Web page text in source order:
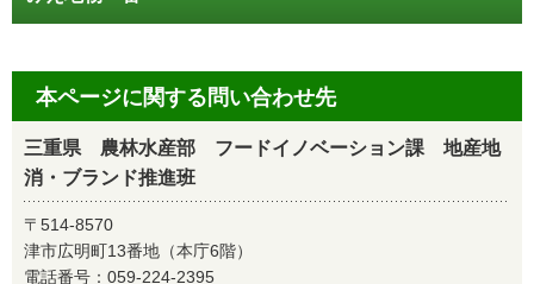
本ページに関する問い合わせ先
三重県 農林水産部 フードイノベーション課 地産地
消・ブランド推進班
〒514-8570
津市広明町13番地（本庁6階）
電話番号： 059-224-2395